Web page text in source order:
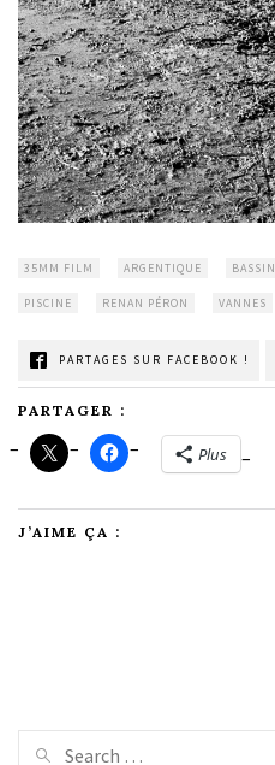
35MM FILM ARGENTIQUE BASSIN
PISCINE RENAN PÉRON VANNES
PARTAGES SUR FACEBOOK !
PARTAGER :
Plus
J’AIME ÇA :